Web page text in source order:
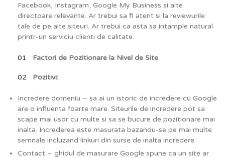
Facebook, Instagram, Google My Business si alte
directoare relevante. Ar trebui sa fi atent si la reviewurile
tale de pe alte siteuri. Ar trebui ca asta sa intample natural
printr-un serviciu clienti de calitate.
Factori de Pozitionare la Nivel de Site
Pozitivi:
Incredere domeniu – sa ai un istoric de incredere cu Google
are o influenta foarte mare. Siteurile de incredere pot sa
scape mai usor cu multe si sa se bucure de pozitionare mai
inalta. Increderea este masurata bazandu-se pe mai multe
semnale incluzand linkuri din surse de inalta incredere.
Contact – ghidul de masurare Google spune ca un site ar